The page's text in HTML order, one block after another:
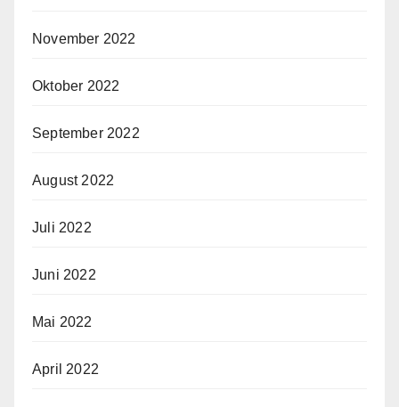
November 2022
Oktober 2022
September 2022
August 2022
Juli 2022
Juni 2022
Mai 2022
April 2022